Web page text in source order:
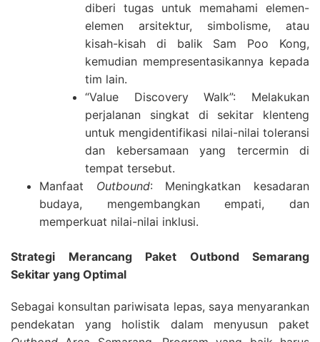
diberi tugas untuk memahami elemen-
elemen arsitektur, simbolisme, atau
kisah-kisah di balik Sam Poo Kong,
kemudian mempresentasikannya kepada
tim lain.
“Value Discovery Walk”: Melakukan
perjalanan singkat di sekitar klenteng
untuk mengidentifikasi nilai-nilai toleransi
dan kebersamaan yang tercermin di
tempat tersebut.
Manfaat Outbound: Meningkatkan kesadaran
budaya, mengembangkan empati, dan
memperkuat nilai-nilai inklusi.
Strategi Merancang Paket Outbond Semarang
Sekitar yang Optimal
Sebagai konsultan pariwisata lepas, saya menyarankan
pendekatan yang holistik dalam menyusun paket